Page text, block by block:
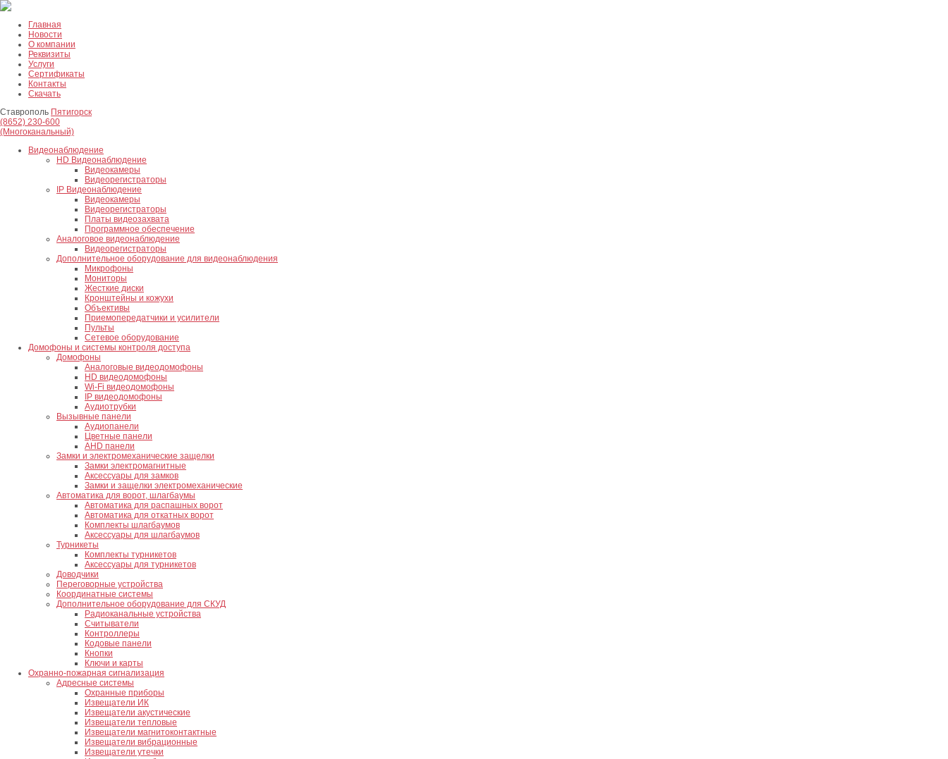
Главная
Новости
О компании
Реквизиты
Услуги
Сертификаты
Контакты
Скачать
Ставрополь Пятигорск
(8652) 230-600
(Многоканальный)
Видеонаблюдение
HD Видеонаблюдение
Видеокамеры
Видеорегистраторы
IP Видеонаблюдение
Видеокамеры
Видеорегистраторы
Платы видеозахвата
Программное обеспечение
Аналоговое видеонаблюдение
Видеорегистраторы
Дополнительное оборудование для видеонаблюдения
Микрофоны
Мониторы
Жесткие диски
Кронштейны и кожухи
Объективы
Приемопередатчики и усилители
Пульты
Сетевое оборудование
Домофоны и системы контроля доступа
Домофоны
Аналоговые видеодомофоны
HD видеодомофоны
Wi-Fi видеодомофоны
IP видеодомофоны
Аудиотрубки
Вызывные панели
Аудиопанели
Цветные панели
AHD панели
Замки и электромеханические защелки
Замки электромагнитные
Аксессуары для замков
Замки и защелки электромеханические
Автоматика для ворот, шлагбаумы
Автоматика для распашных ворот
Автоматика для откатных ворот
Комплекты шлагбаумов
Аксессуары для шлагбаумов
Турникеты
Комплекты турникетов
Аксессуары для турникетов
Доводчики
Переговорные устройства
Координатные системы
Дополнительное оборудование для СКУД
Радиоканальные устройства
Считыватели
Контроллеры
Кодовые панели
Кнопки
Ключи и карты
Охранно-пожарная сигнализация
Адресные системы
Охранные приборы
Извещатели ИК
Извещатели акустические
Извещатели тепловые
Извещатели магнитоконтактные
Извещатели вибрационные
Извещатели утечки